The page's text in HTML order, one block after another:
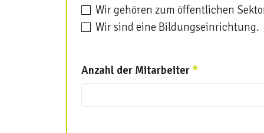
Wir gehören zum öffentlichen
Wir sind eine Bildungseinrichtung.
Anzahl der Mitarbeiter *